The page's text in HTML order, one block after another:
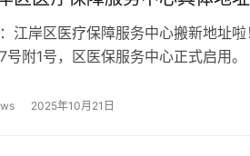
：江岸区医疗保障服务中心搬新地址
号附1号，区医保服务中心正式启
2025年10月21日